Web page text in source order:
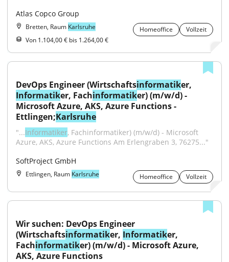
Atlas Copco Group
Bretten, Raum Karlsruhe Homeoffice
Vollzeit
Von 1.104,00 € bis 1.264,00 €
DevOps Engineer (Wirtschaftsinformatik
Informatiker, Fachinformatiker) (m/w/d) -
Microsoft Azure, AKS, Azure Functions -
Ettlingen;Karlsruhe
"...Informatiker, Fachinformatiker) (m/w/d) - Microsoft
Azure, AKS, Azure Functions Am Erlengraben 3, 76275..."
SoftProject GmbH
Ettlingen, Raum Karlsruhe Homeoffice Vollzeit
Wir suchen: DevOps Engineer
(Wirtschaftsinformatiker, Informatiker,
Fachinformatiker) (m/w/d) - Microsoft Azure,
AKS, Azure Functions